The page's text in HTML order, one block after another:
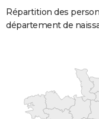
Répartition des
département de